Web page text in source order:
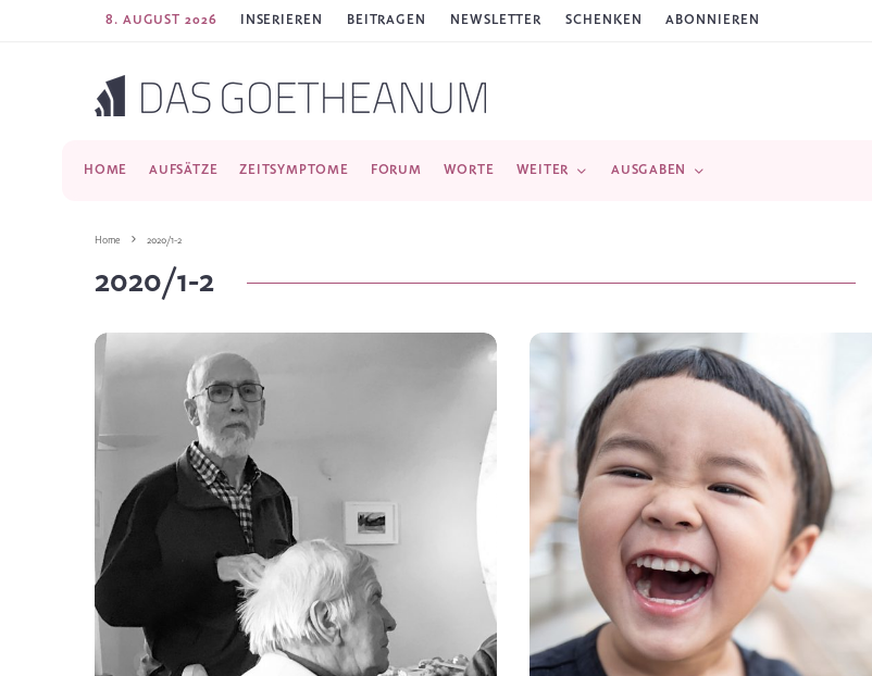
8. AUGUST 2026 INSERIEREN BEITRAGEN NEWSLETTER SCHENKEN ABONNIEREN
HOME AUFSÄTZE ZEITSYMPTOME FORUM WORTE WEITER AUSGABEN
Home 2020/1-2
2020/1-2